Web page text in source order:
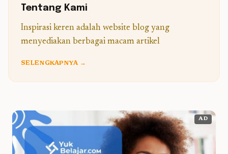
Tentang Kami
Inspirasi keren adalah website blog yang
menyediakan berbagai macam artikel
SELENGKAPNYA →
AD